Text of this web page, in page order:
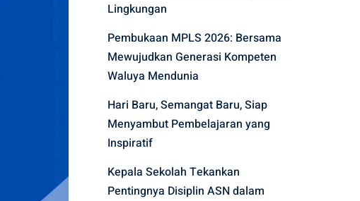
Lingkungan
Pembukaan MPLS 2026: Bersama
Mewujudkan Generasi Kompeten
Waluya Mendunia
Hari Baru, Semangat Baru, Siap
Menyambut Pembelajaran yang
Inspiratif
Kepala Sekolah Tekankan
Pentingnya Disiplin ASN dalam